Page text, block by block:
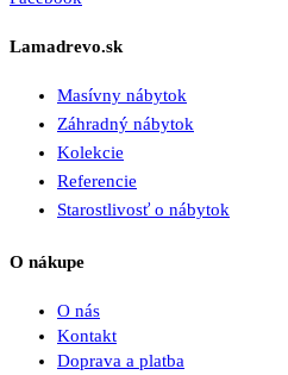
Lamadrevo.sk
Masívny nábytok
Záhradný nábytok
Kolekcie
Referencie
Starostlivosť o nábytok
O nákupe
O nás
Kontakt
Doprava a platba